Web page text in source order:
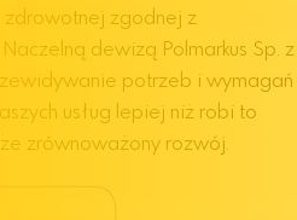
zdrowotnej zgodnej z
dewizą Polmarkus Sp. z
potrzeb i wymagań
usług lepiej niż robi to
zrównoważony rozwój.